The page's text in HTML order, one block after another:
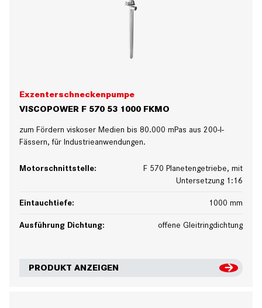
Exzenterschneckenpumpe
VISCOPOWER F 570 53 1000 FKMO
zum Fördern viskoser Medien bis 80.000 mPas aus 200-l-
Fässern, für Industrieanwendungen.
Motorschnittstelle:
F 570 Planetengetriebe, mit
Untersetzung 1:16
Eintauchtiefe: 1000 mm
Ausführung Dichtung: offene Gleitringdichtung
PRODUKT ANZEIGEN